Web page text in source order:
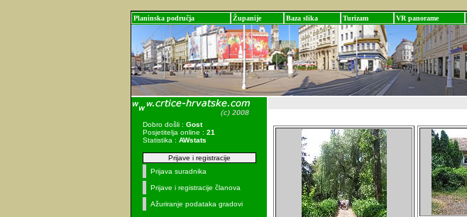
Planinska područja Županije Baza slika Turizam VR panorame
Dobro došli : Gost
Posjetitelja online : 21
Statistika : AWstats
Prijave i registracije
Prijava suradnika
Prijave i registracije članova
Ažuriranje podataka gradovi